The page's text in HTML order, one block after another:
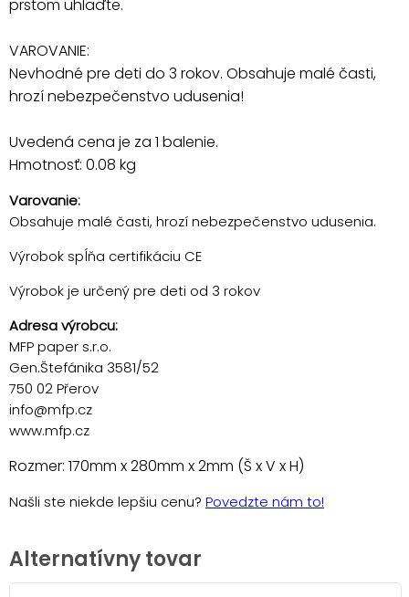
prstom uhlaďte.
VAROVANIE:
Nevhodné pre deti do 3 rokov. Obsahuje malé časti,
hrozí nebezpečenstvo udusenia!
Uvedená cena je za 1 balenie.
Hmotnosť: 0.08 kg
Varovanie:
Obsahuje malé časti, hrozí nebezpečenstvo udusenia.
Výrobok spĺňa certifikáciu CE
Výrobok je určený pre deti od 3 rokov
Adresa výrobcu:
MFP paper s.r.o.
Gen.Štefánika 3581/52
750 02 Přerov
info@mfp.cz
www.mfp.cz
Rozmer: 170mm x 280mm x 2mm (Š x V x H)
Našli ste niekde lepšiu cenu? Povedzte nám to!
Alternatívny tovar